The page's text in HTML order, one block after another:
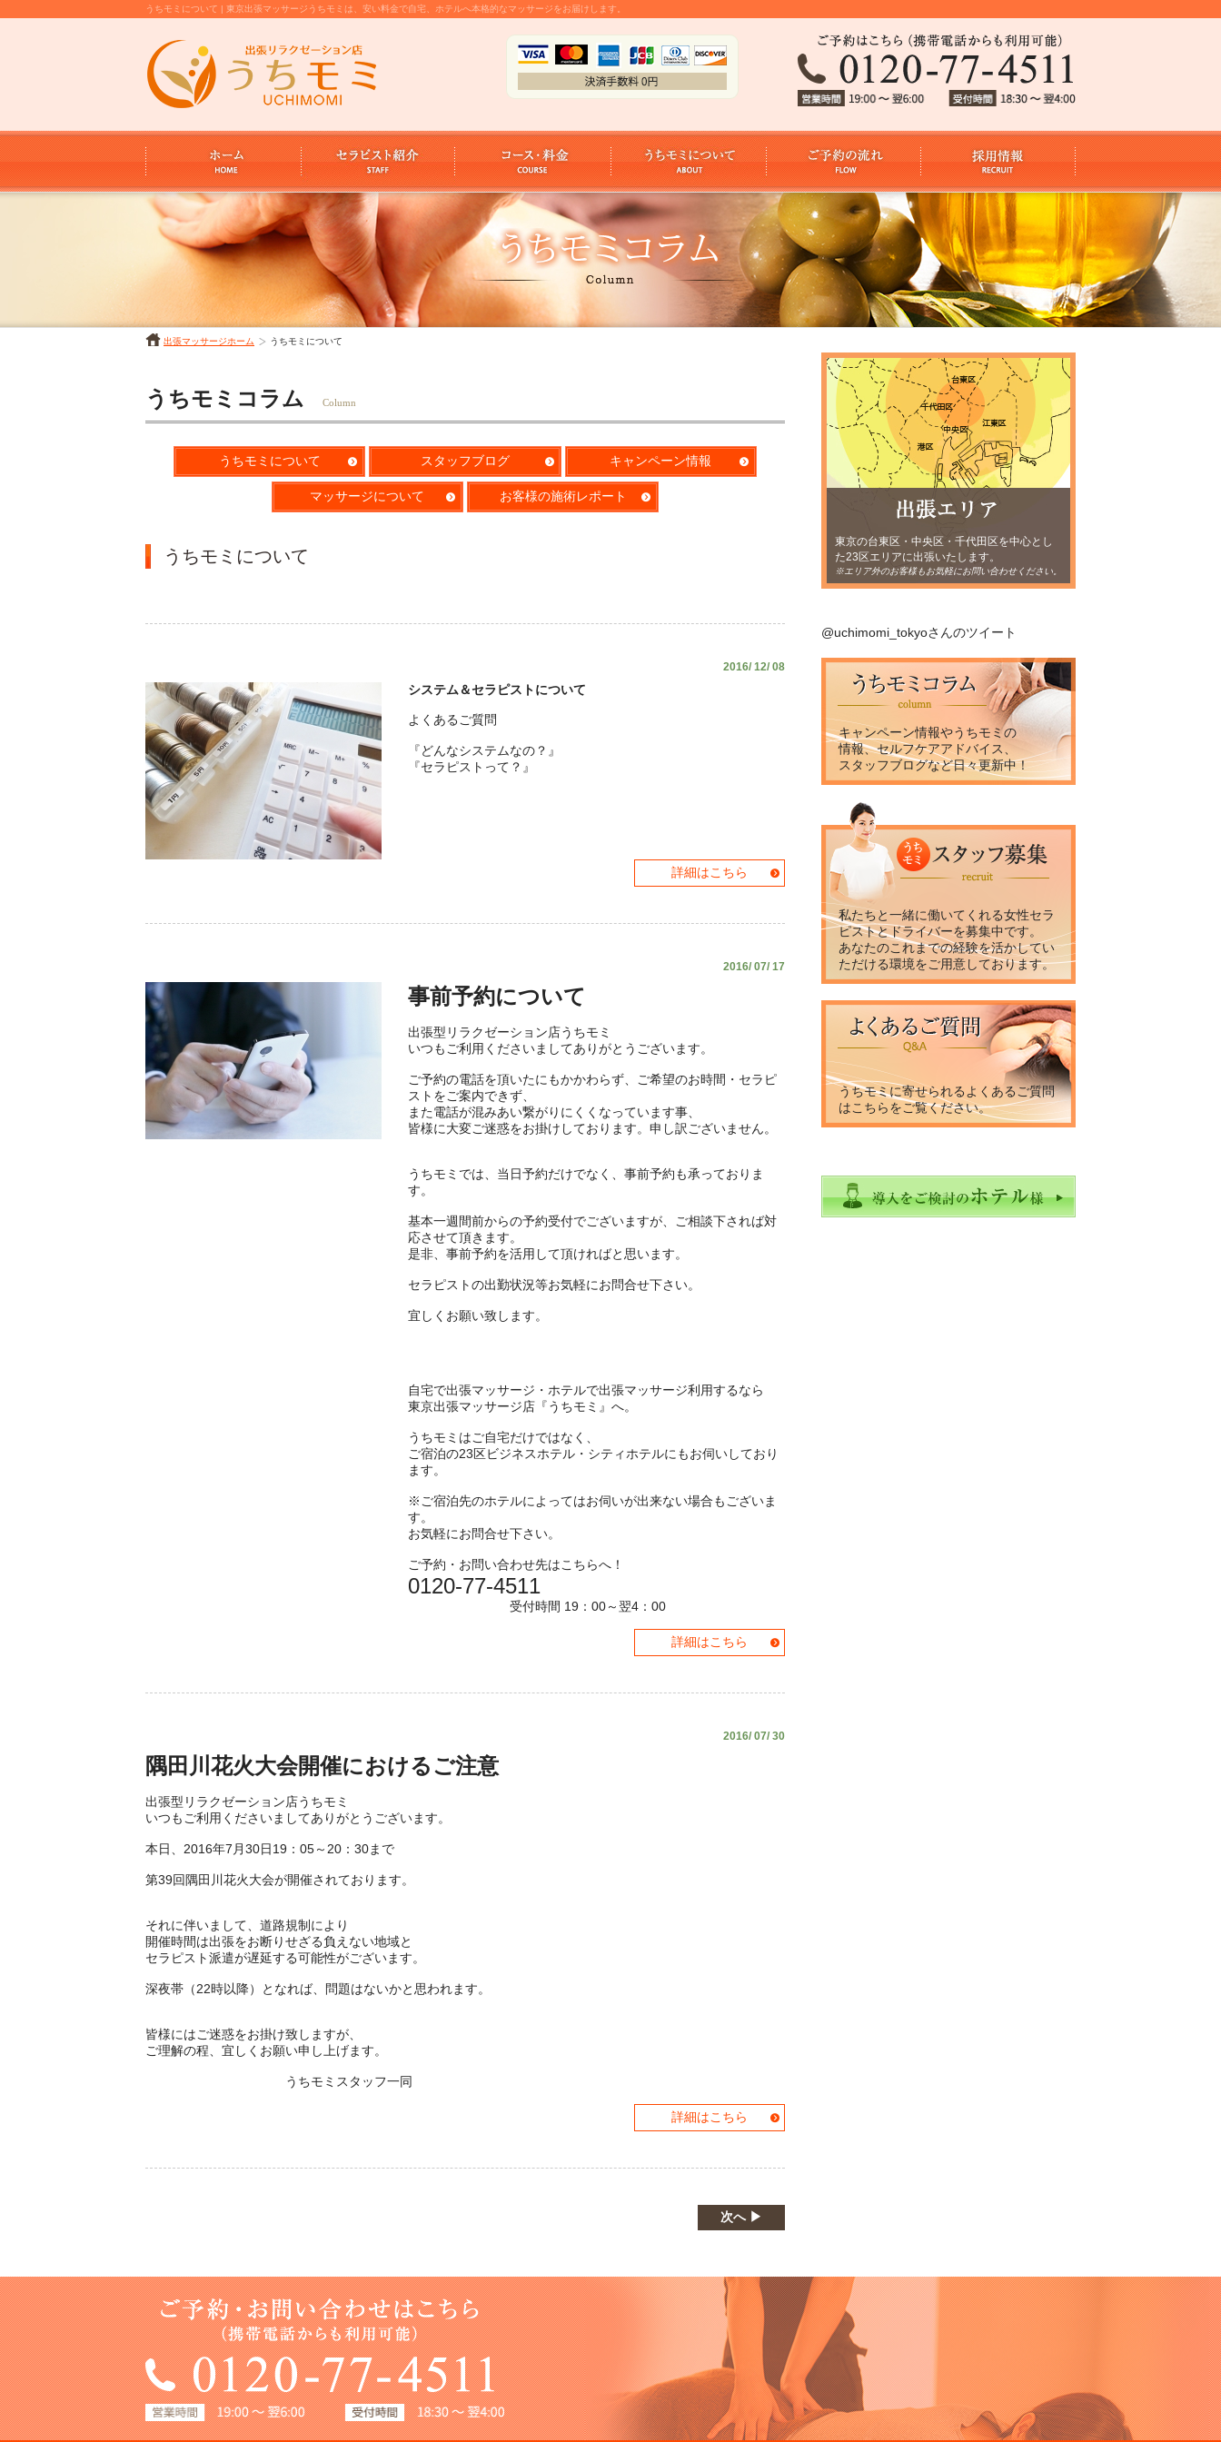
うちモミについて | 東京出張マッサージうちモミは、安い料金で自宅、ホテルへ本格的なマッサージをお届けします。
出張マッサージホーム うちモミについて
うちモミコラム Column
うちモミについて スタッフブログ キャンペーン情報
マッサージについて お客様の施術レポート
うちモミについて
2016/ 12/ 08
システム＆セラピストについて
よくあるご質問
『どんなシステムなの？』
『セラピストって？』
詳細はこちら
2016/ 07/ 17
事前予約について
出張型リラクゼーション店うちモミ
いつもご利用くださいましてありがとうございます。
ご予約の電話を頂いたにもかかわらず、ご希望のお時間・セラピ
ストをご案内できず、
また電話が混みあい繋がりにくくなっています事、
皆様に大変ご迷惑をお掛けしております。申し訳ございません。
うちモミでは、当日予約だけでなく、事前予約も承っておりま
す。
基本一週間前からの予約受付でございますが、ご相談下されば対
応させて頂きます。
是非、事前予約を活用して頂ければと思います。
セラピストの出勤状況等お気軽にお問合せ下さい。
宜しくお願い致します。
自宅で出張マッサージ・ホテルで出張マッサージ利用するなら
東京出張マッサージ店『うちモミ』へ。
うちモミはご自宅だけではなく、
ご宿泊の23区ビジネスホテル・シティホテルにもお伺いしており
ます。
※ご宿泊先のホテルによってはお伺いが出来ない場合もございま
す。
お気軽にお問合せ下さい。
ご予約・お問い合わせ先はこちらへ！
0120-77-4511
受付時間 19：00～翌4：00
詳細はこちら
2016/ 07/ 30
隅田川花火大会開催におけるご注意
出張型リラクゼーション店うちモミ
いつもご利用くださいましてありがとうございます。
本日、2016年7月30日19：05～20：30まで
第39回隅田川花火大会が開催されております。
それに伴いまして、道路規制により
開催時間は出張をお断りせざる負えない地域と
セラピスト派遣が遅延する可能性がございます。
深夜帯（22時以降）となれば、問題はないかと思われます。
皆様にはご迷惑をお掛け致しますが、
ご理解の程、宜しくお願い申し上げます。
うちモミスタッフ一同
詳細はこちら
次へ ▶
東京の台東区・中央区・千代田区を中心とし
た23区エリアに出張いたします。
※エリア外のお客様もお気軽にお問い合わせください。
@uchimomi_tokyoさんのツイート
キャンペーン情報やうちモミの
情報、セルフケアアドバイス、
スタッフブログなど日々更新中！
私たちと一緒に働いてくれる女性セラ
ピストとドライバーを募集中です。
あなたのこれまでの経験を活かしてい
ただける環境をご用意しております。
うちモミに寄せられるよくあるご質問
はこちらをご覧ください。